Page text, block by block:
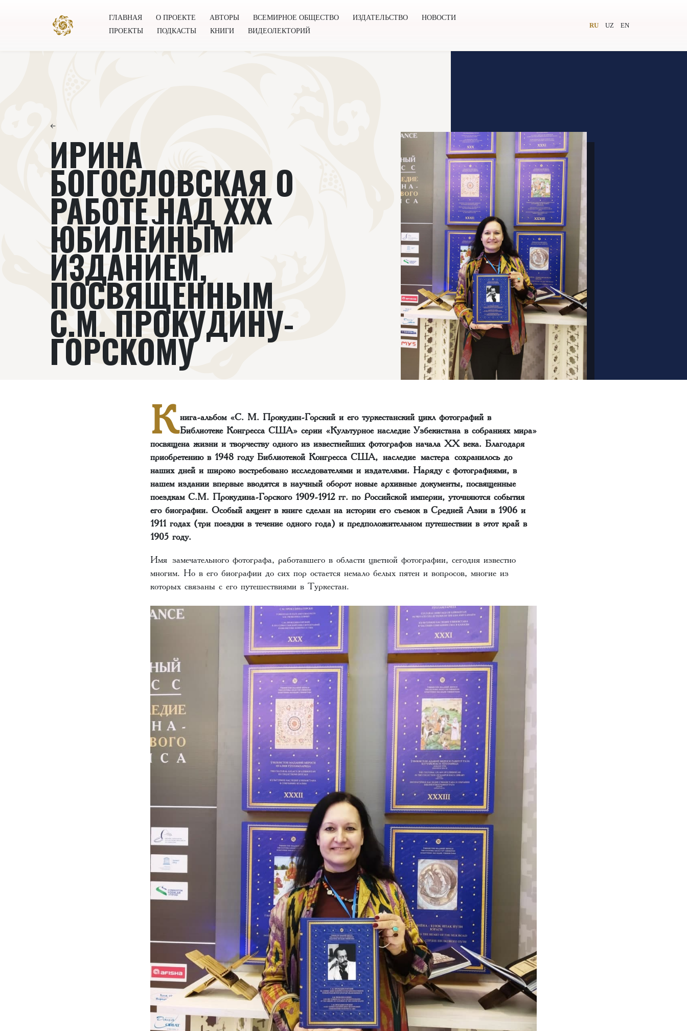
ГЛАВНАЯ О ПРОЕКТЕ АВТОРЫ ВСЕМИРНОЕ ОБЩЕСТВО ИЗДАТЕЛЬСТВО
НОВОСТИ
ПРОЕКТЫ
ПОДКАСТЫ КНИГИ ВИДЕОЛЕКТОРИЙ
RU UZ EN
←
ИРИНА
БОГОСЛОВСКАЯ О
РАБОТЕ НАД XXX
ЮБИЛЕЙНЫМ
ИЗДАНИЕМ,
ПОСВЯЩЕННЫМ
С.М. ПРОКУДИНУ-
ГОРСКОМУ
Книга-альбом «С. М. Прокудин-Горский и его туркестанский цикл фотографий в
Библиотеке Конгресса США» серии «Культурное наследие Узбекистана в собраниях мира»
посвящена жизни и творчеству одного из известнейших фотографов начала ХХ века. Благодаря
приобретению в 1948 году Библиотекой Конгресса США, наследие мастера сохранилось до
наших дней и широко востребовано исследователями и издателями. Наряду с фотографиями, в
нашем издании впервые вводятся в научный оборот новые архивные документы, посвященные
поездкам С.М. Прокудина-Горского 1909-1912 гг. по Российской империи, уточняются события
его биографии. Особый акцент в книге сделан на истории его съемок в Средней Азии в 1906 и
1911 годах (три поездки в течение одного года) и предположительном путешествии в этот край в
1905 году.
Имя замечательного фотографа, работавшего в области цветной фотографии, сегодня известно
многим. Но в его биографии до сих пор остается немало белых пятен и вопросов, многие из
которых связаны с его путешествиями в Туркестан.